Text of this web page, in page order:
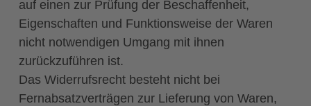
auf einen zur Prüfung der Beschaffenheit,
Eigenschaften und Funktionsweise der Waren
nicht notwendigen Umgang mit ihnen
zurückzuführen ist.
Das Widerrufsrecht besteht nicht bei
Fernabsatzverträgen zur Lieferung von Waren,